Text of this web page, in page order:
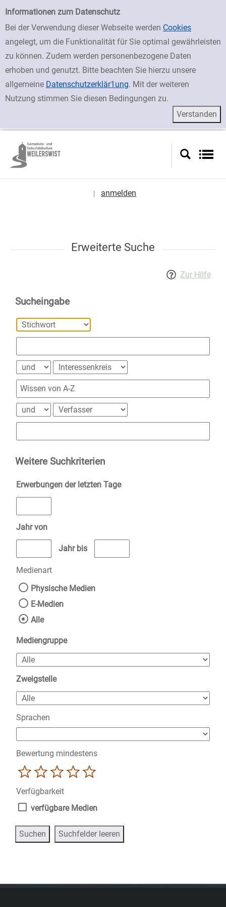
Erweiterte Suche
Informationen zum Datenschutz
Bei der Verwendung dieser Webseite werden Cookies
angelegt, um die Funktionalität für Sie optimal gewährleisten
zu können. Zudem werden personenbezogene Daten
erhoben und genutzt. Bitte beachten Sie hierzu unsere
allgemeine Datenschutzerklär1ung. Mit der weiteren
Nutzung stimmen Sie diesen Bedingungen zu.
zur Navigation springen
zum Inhalt springen
Zur erweiterten Suche springen
anmelden
Erweiterte Suche
Zur Hilfe
Sucheingabe
Weitere Suchkriterien
Erwerbungen der letzten Tage
Jahr von
Medien anzeigen, die nach dem Jahr veröffentlicht wurden
Jahr bis
Medienart
Physische Medien
E-Medien
Alle
Mediengruppe
Zweigstelle
Sprachen
Bewertung mindestens
1 2 3
Verfügbarkeit
verfügbare Medien